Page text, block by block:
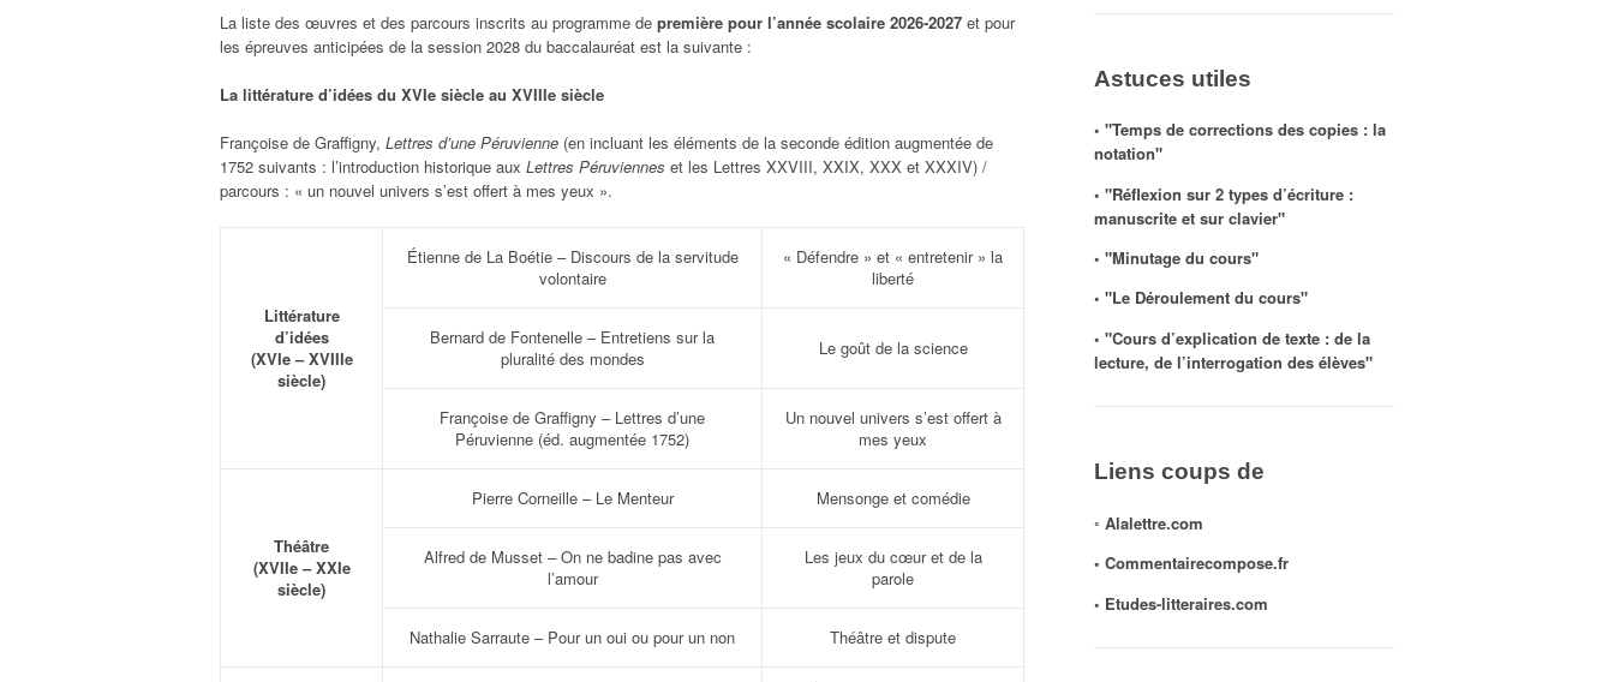
La liste des œuvres et des parcours inscrits au programme de première pour l’année scolaire 2026‑2027 et pour
les épreuves anticipées de la session 2028 du baccalauréat est la suivante :
La littérature d’idées du XVIe siècle au XVIIIe siècle
Françoise de Graffigny, Lettres d’une Péruvienne (en incluant les éléments de la seconde édition augmentée de
1752 suivants : l’introduction historique aux Lettres Péruviennes et les Lettres XXVIII, XXIX, XXX et XXXIV) /
parcours : « un nouvel univers s’est offert à mes yeux ».
Littérature
d’idées
(XVIe – XVIIIe
siècle)
Étienne de La Boétie – Discours de la servitude
volontaire
« Défendre » et « entretenir » la
liberté
Bernard de Fontenelle – Entretiens sur la
pluralité des mondes
Le goût de la science
Françoise de Graffigny – Lettres d’une
Péruvienne (éd. augmentée 1752)
Un nouvel univers s’est offert à
mes yeux
Théâtre
(XVIIe – XXIe
siècle)
Pierre Corneille – Le Menteur Mensonge et comédie
Alfred de Musset – On ne badine pas avec
l’amour
Les jeux du cœur et de la
parole
Nathalie Sarraute – Pour un oui ou pour un non Théâtre et dispute
Astuces utiles
◦ "Temps de corrections des copies : la
notation"
◦ "Réflexion sur 2 types d’écriture :
manuscrite et sur clavier"
◦ "Minutage du cours"
◦ "Le Déroulement du cours"
◦ "Cours d’explication de texte : de la
lecture, de l’interrogation des élèves"
Liens coups de
◦ Alalettre.com
◦ Commentairecompose.fr
◦ Etudes-litteraires.com